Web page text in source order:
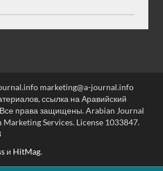
marketing@a-journal.info
ссылка на Аравийский
права защищены. Arabian Journal
Services. License 1033847.
и HitMag.